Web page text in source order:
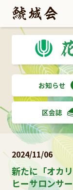
お知らせ
区会誌
2024/11/06
新たに「オカ
ヒーサロンサ